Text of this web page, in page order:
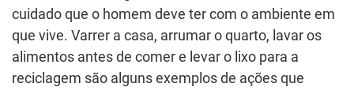
cuidado que o homem deve ter com o ambiente em
que vive. Varrer a casa, arrumar o quarto, lavar os
alimentos antes de comer e levar o lixo para a
reciclagem são alguns exemplos de ações que